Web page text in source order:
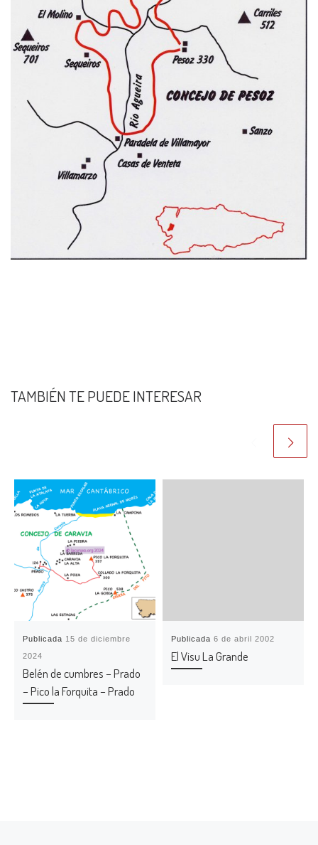
TAMBIÉN TE PUEDE INTERESAR
Publicada 15 de diciembre
2024
Belén de cumbres – Prado
– Pico la Forquita – Prado
Publicada6 de abril 2002
El Visu La Grande